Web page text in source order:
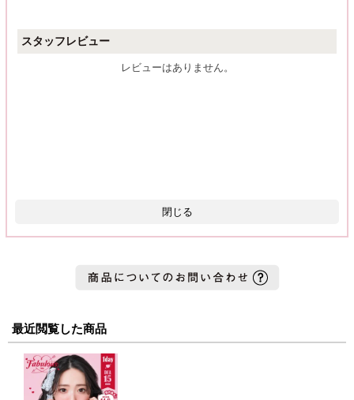
スタッフレビュー
レビューはありません。
閉じる
最近閲覧した商品